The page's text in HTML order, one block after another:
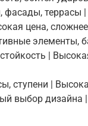
террасы
цена,
элементы,
|
ступени |
выбор дизайна |